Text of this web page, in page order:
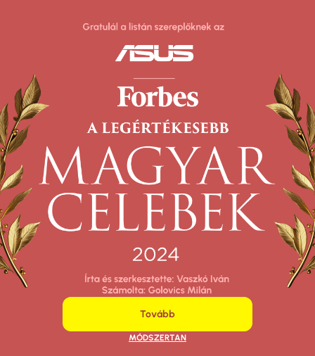
Tovább
MÓDSZERTAN